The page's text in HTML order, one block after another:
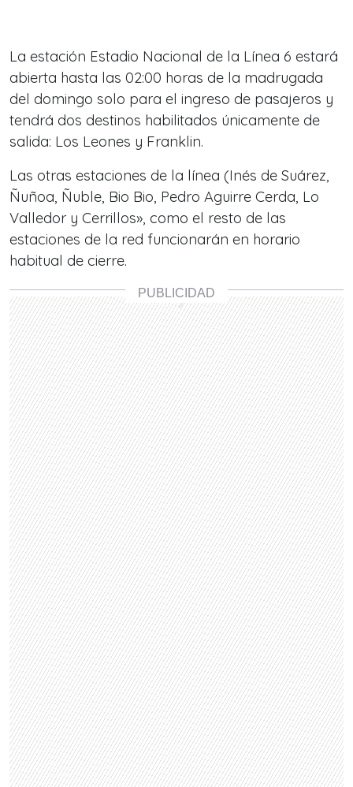
La estación Estadio Nacional de la Línea 6 estará
abierta hasta las 02:00 horas de la madrugada
del domingo solo para el ingreso de pasajeros y
tendrá dos destinos habilitados únicamente de
salida: Los Leones y Franklin.
Las otras estaciones de la línea (Inés de Suárez,
Ñuñoa, Ñuble, Bio Bio, Pedro Aguirre Cerda, Lo
Valledor y Cerrillos», como el resto de las
estaciones de la red funcionarán en horario
habitual de cierre.